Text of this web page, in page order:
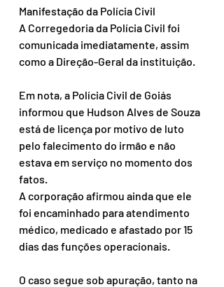
Manifestação da Polícia Civil
A Corregedoria da Polícia Civil foi
comunicada imediatamente, assim
como a Direção-Geral da instituição.
Em nota, a Polícia Civil de Goiás
informou que Hudson Alves de Souza
está de licença por motivo de luto
pelo falecimento do irmão e não
estava em serviço no momento dos
fatos.
A corporação afirmou ainda que ele
foi encaminhado para atendimento
médico, medicado e afastado por 15
dias das funções operacionais.
O caso segue sob apuração, tanto na